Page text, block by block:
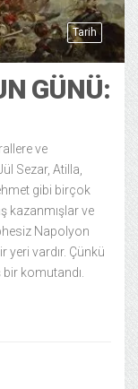
Tarih
GÜNÜ:
ve
Sezar, Atilla,
gibi birçok
kazanmışlar ve
Napolyon
yeri vardır. Çünkü
komutandı.